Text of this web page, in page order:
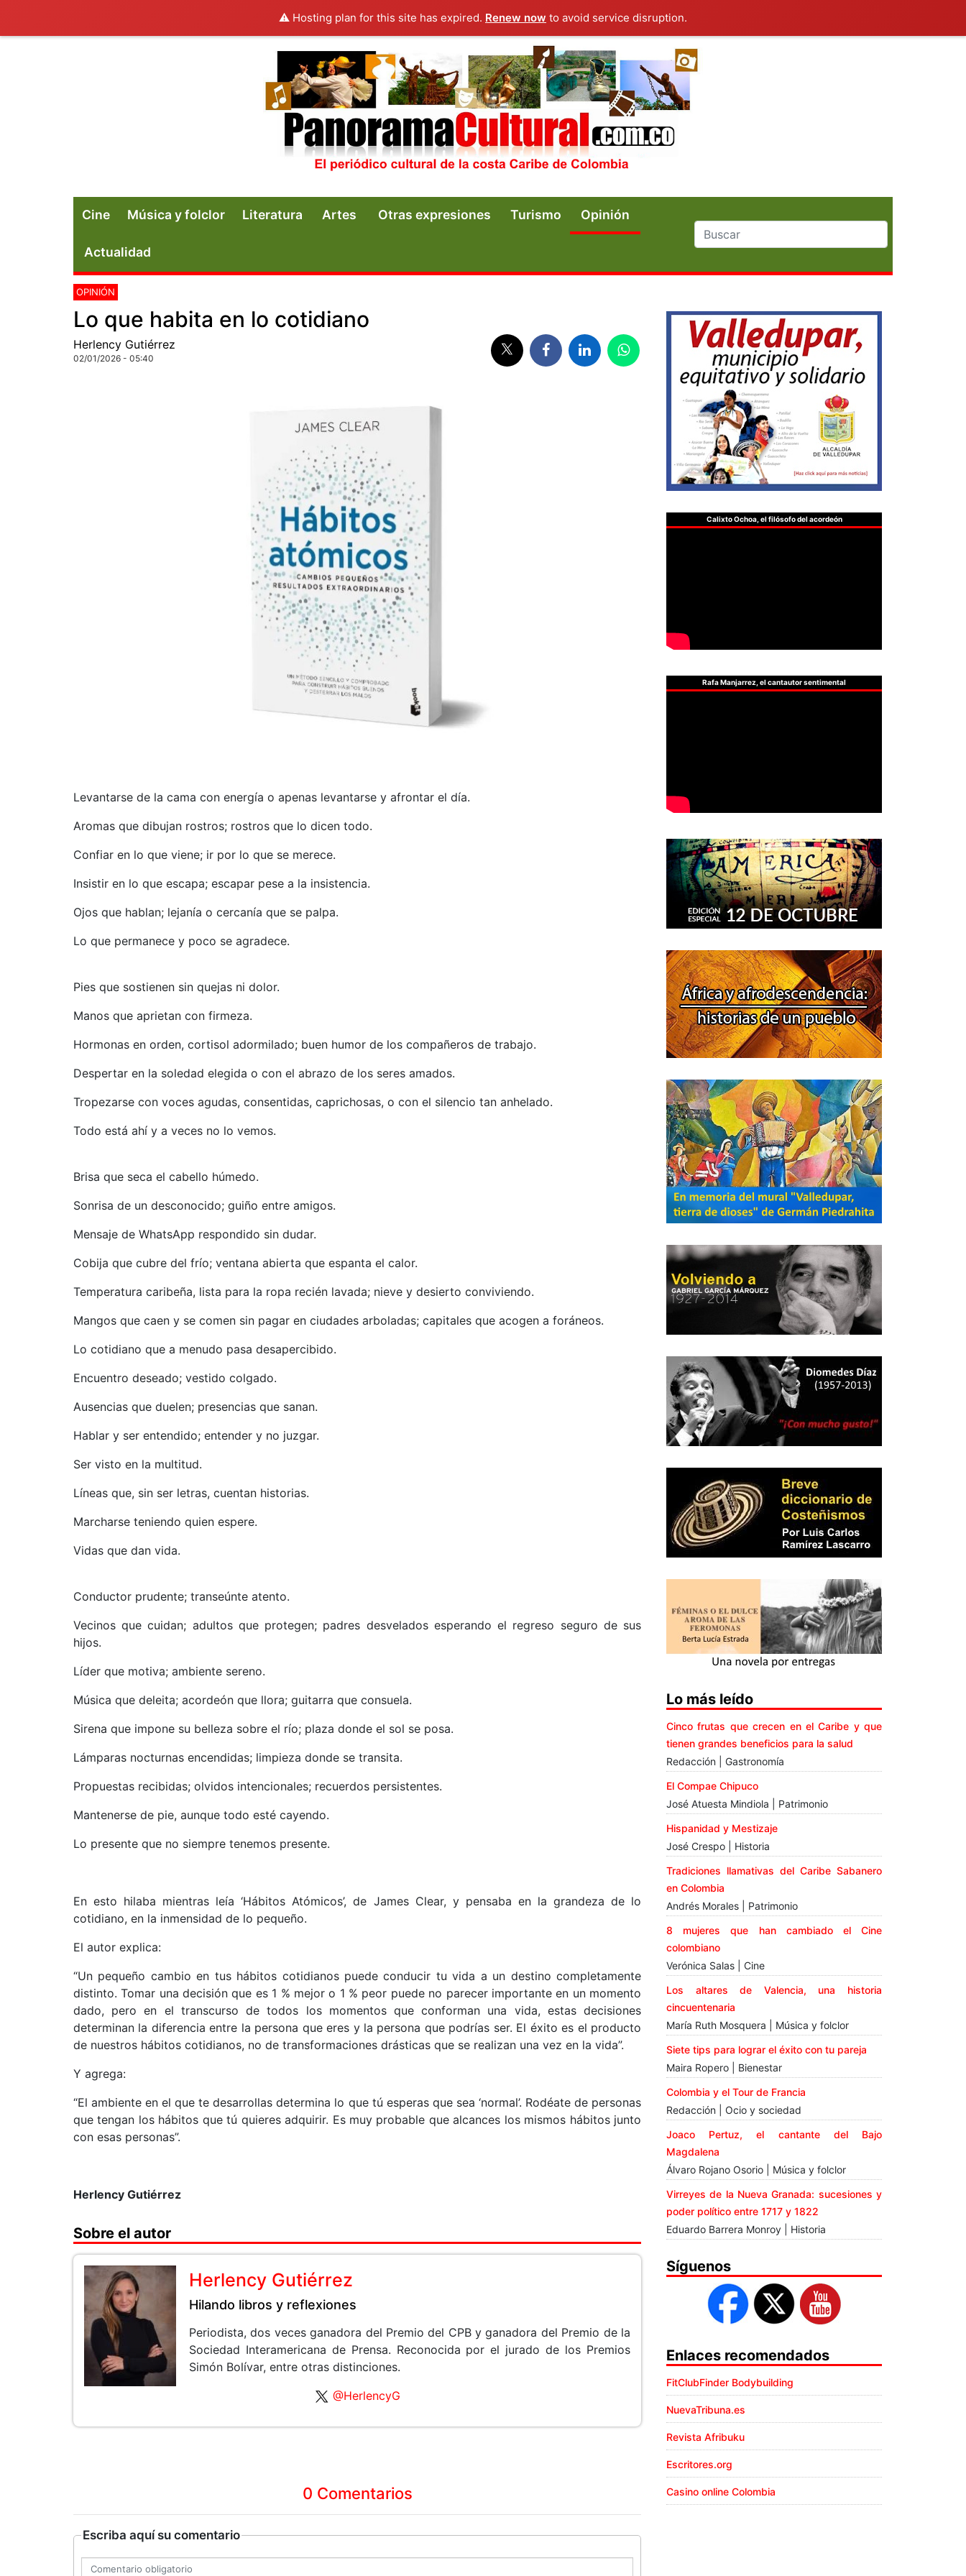
⚠️ Hosting plan for this site has expired. Renew now to avoid service disruption.
Cine Música y folclor Literatura Artes Otras expresiones Turismo Opinión
Actualidad
OPINIÓN
Lo que habita en lo cotidiano
Herlency Gutiérrez
02/01/2026 - 05:40
Levantarse de la cama con energía o apenas levantarse y afrontar el día.
Aromas que dibujan rostros; rostros que lo dicen todo.
Confiar en lo que viene; ir por lo que se merece.
Insistir en lo que escapa; escapar pese a la insistencia.
Ojos que hablan; lejanía o cercanía que se palpa.
Lo que permanece y poco se agradece.
Pies que sostienen sin quejas ni dolor.
Manos que aprietan con firmeza.
Hormonas en orden, cortisol adormilado; buen humor de los compañeros de trabajo.
Despertar en la soledad elegida o con el abrazo de los seres amados.
Tropezarse con voces agudas, consentidas, caprichosas, o con el silencio tan anhelado.
Todo está ahí y a veces no lo vemos.
Brisa que seca el cabello húmedo.
Sonrisa de un desconocido; guiño entre amigos.
Mensaje de WhatsApp respondido sin dudar.
Cobija que cubre del frío; ventana abierta que espanta el calor.
Temperatura caribeña, lista para la ropa recién lavada; nieve y desierto conviviendo.
Mangos que caen y se comen sin pagar en ciudades arboladas; capitales que acogen a foráneos.
Lo cotidiano que a menudo pasa desapercibido.
Encuentro deseado; vestido colgado.
Ausencias que duelen; presencias que sanan.
Hablar y ser entendido; entender y no juzgar.
Ser visto en la multitud.
Líneas que, sin ser letras, cuentan historias.
Marcharse teniendo quien espere.
Vidas que dan vida.
Conductor prudente; transeúnte atento.
Vecinos que cuidan; adultos que protegen; padres desvelados esperando el regreso seguro de sus
hijos.
Líder que motiva; ambiente sereno.
Música que deleita; acordeón que llora; guitarra que consuela.
Sirena que impone su belleza sobre el río; plaza donde el sol se posa.
Lámparas nocturnas encendidas; limpieza donde se transita.
Propuestas recibidas; olvidos intencionales; recuerdos persistentes.
Mantenerse de pie, aunque todo esté cayendo.
Lo presente que no siempre tenemos presente.
En esto hilaba mientras leía ‘Hábitos Atómicos’, de James Clear, y pensaba en la grandeza de lo
cotidiano, en la inmensidad de lo pequeño.
El autor explica:
“Un pequeño cambio en tus hábitos cotidianos puede conducir tu vida a un destino completamente
distinto. Tomar una decisión que es 1 % mejor o 1 % peor puede no parecer importante en un momento
dado, pero en el transcurso de todos los momentos que conforman una vida, estas decisiones
determinan la diferencia entre la persona que eres y la persona que podrías ser. El éxito es el producto
de nuestros hábitos cotidianos, no de transformaciones drásticas que se realizan una vez en la vida”.
Y agrega:
“El ambiente en el que te desarrollas determina lo que tú esperas que sea ‘normal’. Rodéate de personas
que tengan los hábitos que tú quieres adquirir. Es muy probable que alcances los mismos hábitos junto
con esas personas”.
Herlency Gutiérrez
Sobre el autor
Herlency Gutiérrez
Hilando libros y reflexiones
Periodista, dos veces ganadora del Premio del CPB y ganadora del Premio de la
Sociedad Interamericana de Prensa. Reconocida por el jurado de los Premios
Simón Bolívar, entre otras distinciones.
@HerlencyG
0 Comentarios
Escriba aquí su comentario
Calixto Ochoa, el filósofo del acordeón
Rafa Manjarrez, el cantautor sentimental
Lo más leído
Cinco frutas que crecen en el Caribe y que
tienen grandes beneficios para la salud
Redacción | Gastronomía
El Compae Chipuco
José Atuesta Mindiola | Patrimonio
Hispanidad y Mestizaje
José Crespo | Historia
Tradiciones llamativas del Caribe Sabanero
en Colombia
Andrés Morales | Patrimonio
8 mujeres que han cambiado el Cine
colombiano
Verónica Salas | Cine
Los altares de Valencia, una historia
cincuentenaria
María Ruth Mosquera | Música y folclor
Siete tips para lograr el éxito con tu pareja
Maira Ropero | Bienestar
Colombia y el Tour de Francia
Redacción | Ocio y sociedad
Joaco Pertuz, el cantante del Bajo
Magdalena
Álvaro Rojano Osorio | Música y folclor
Virreyes de la Nueva Granada: sucesiones y
poder político entre 1717 y 1822
Eduardo Barrera Monroy | Historia
Síguenos
Enlaces recomendados
FitClubFinder Bodybuilding
NuevaTribuna.es
Revista Afribuku
Escritores.org
Casino online Colombia